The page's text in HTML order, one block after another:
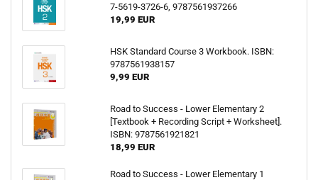
7-5619-3726-6, 9787561937266
19,99 EUR
HSK Standard Course 3 Workbook. ISBN:
9787561938157
9,99 EUR
Road to Success - Lower Elementary 2
[Textbook + Recording Script + Worksheet].
ISBN: 9787561921821
18,99 EUR
Road to Success - Lower Elementary 1